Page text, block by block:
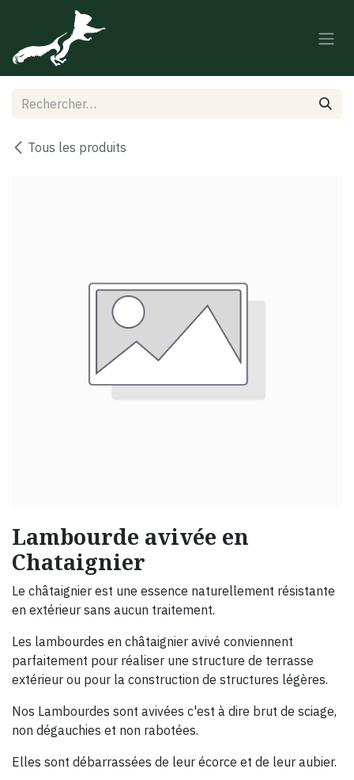
Se rendre au contenu
Tous les produits
Lambourde avivée en
Chataignier
Le châtaignier est une essence naturellement résistante
en extérieur sans aucun traitement.
Les lambourdes en châtaignier avivé conviennent
parfaitement pour réaliser une structure de terrasse
extérieur ou pour la construction de structures légères.
Nos Lambourdes sont avivées c'est à dire brut de sciage,
non dégauchies et non rabotées.
Elles sont débarrassées de leur écorce et de leur aubier.